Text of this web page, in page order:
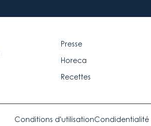
Presse
Horeca
Recettes
Conditions d'utilisationCondidentialité